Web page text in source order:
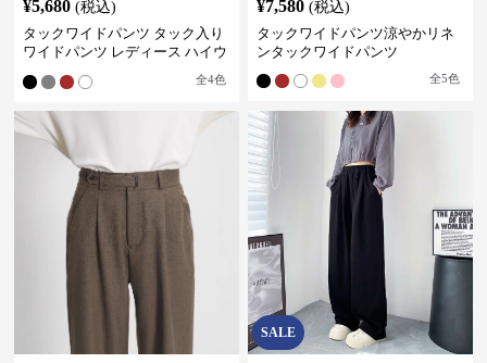
¥5,680 (税込)
タックワイドパンツ タック入り
ワイドパンツ レディース ハイウ
全4色
¥7,580 (税込)
タックワイドパンツ涼やかリネ
ンタックワイドパンツ
全5色
SALE